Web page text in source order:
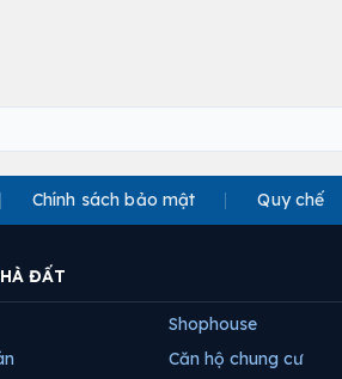
Chính sách bảo mật Quy chế
ĐẤT
Shophouse
Căn hộ chung cư